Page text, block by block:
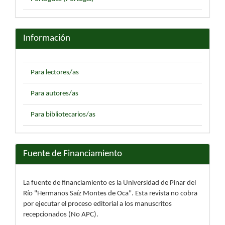
Información
Para lectores/as
Para autores/as
Para bibliotecarios/as
Fuente de Financiamiento
La fuente de financiamiento es la Universidad de Pinar del
Río "Hermanos Saíz Montes de Oca". Esta revista no cobra
por ejecutar el proceso editorial a los manuscritos
recepcionados (No APC).